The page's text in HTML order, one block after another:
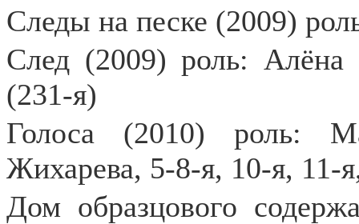
Следы на песке (2009)
След (2009) роль: Алёна
(231-я)
Голоса (2010) роль:
Жихарева, 5-8-я, 10-я, 11-
Дом образцового